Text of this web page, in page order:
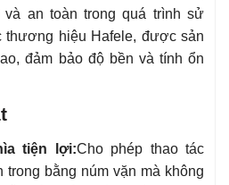
an toàn trong quá trình sử
thương hiệu Hafele, được sản
đảm bảo độ bền và tính ổn
tiện lợi:Cho phép thao tác
trong bằng núm vặn mà không